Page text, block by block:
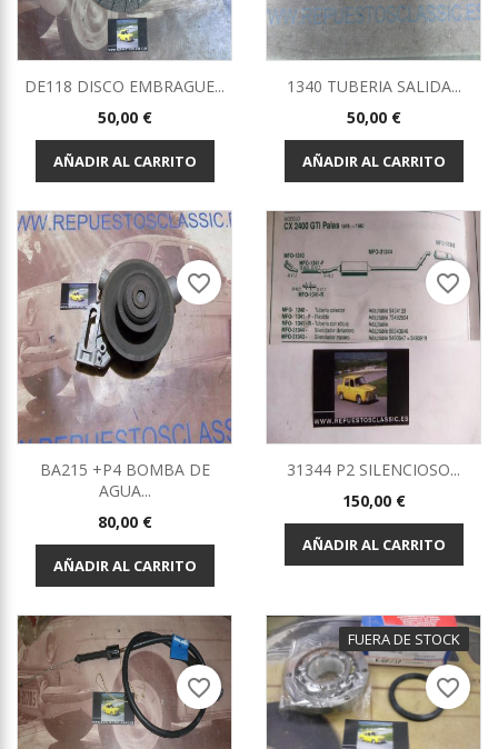
DE118 DISCO EMBRAGUE...
Precio
50,00 €
AÑADIR AL CARRITO
1340 TUBERIA SALIDA...
Precio
50,00 €
AÑADIR AL CARRITO
BA215 +P4 BOMBA DE
AGUA...
Precio
80,00 €
AÑADIR AL CARRITO
favorite_border
31344 P2 SILENCIOSO...
Precio
150,00 €
AÑADIR AL CARRITO
favorite_border
favorite_border
FUERA DE STOCK
favorite_border